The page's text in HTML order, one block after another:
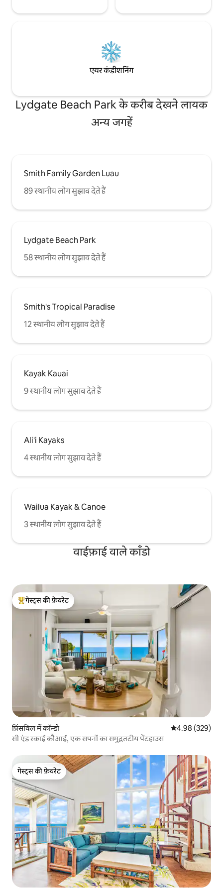
एयर कंडीशनिंग
Lydgate Beach Park के करीब देखने लायक
अन्य जगहें
Smith Family Garden Luau
89 स्थानीय लोग सुझाव देते हैं
Lydgate Beach Park
58 स्थानीय लोग सुझाव देते हैं
Smith's Tropical Paradise
12 स्थानीय लोग सुझाव देते हैं
Kayak Kauai
9 स्थानीय लोग सुझाव देते हैं
Ali'i Kayaks
4 स्थानीय लोग सुझाव देते हैं
Wailua Kayak & Canoe
3 स्थानीय लोग सुझाव देते हैं
वाईफ़ाई वाले काँडो
गेस्ट्स का टॉप फ़ेवरेट
गेस्ट्स की फ़ेवरेट
प्रिंसविल में कॉन्डो औसत रेटिंग 5 में से
4.98 (329)
सी एंड स्काई कौआई, एक सपनों का समुद्रतटीय पेंटहाउस
गेस्ट्स की फ़ेवरेट
गेस्ट्स की फ़ेवरेट